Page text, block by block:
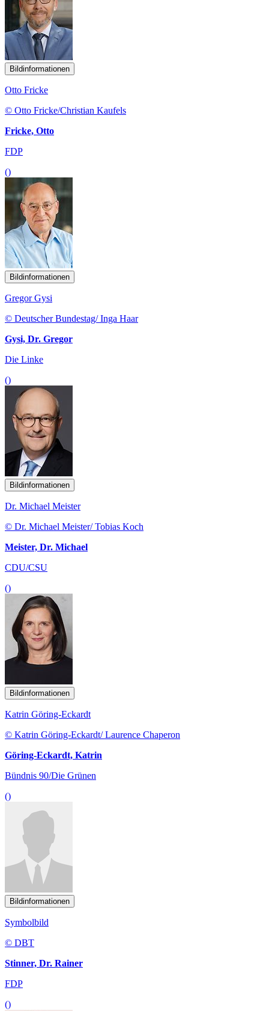
Bildinformationen
Otto Fricke
© Otto Fricke/Christian Kaufels
Fricke, Otto
FDP
()
Bildinformationen
Gregor Gysi
© Deutscher Bundestag/ Inga Haar
Gysi, Dr. Gregor
Die Linke
()
Bildinformationen
Dr. Michael Meister
© Dr. Michael Meister/ Tobias Koch
Meister, Dr. Michael
CDU/CSU
()
Bildinformationen
Katrin Göring-Eckardt
© Katrin Göring-Eckardt/ Laurence Chaperon
Göring-Eckardt, Katrin
Bündnis 90/Die Grünen
()
Bildinformationen
Symbolbild
© DBT
Stinner, Dr. Rainer
FDP
()